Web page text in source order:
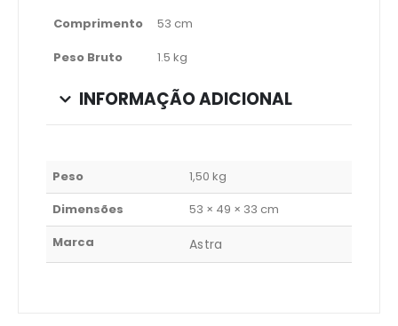
Comprimento
53 cm
Peso Bruto
1.5 kg
INFORMAÇÃO ADICIONAL
Peso
1,50 kg
Dimensões
53 × 49 × 33 cm
Marca
Astra